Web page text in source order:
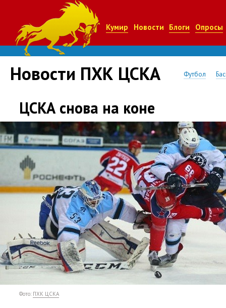
Кумир Новости Блоги Опросы
Новости ПХК ЦСКА Футбол
ЦСКА снова на коне
Фото: ПХК ЦСКА